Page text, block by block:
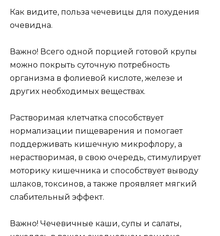
Как видите, польза чечевицы для похудения
очевидна.
Важно! Всего одной порцией готовой крупы
можно покрыть суточную потребность
организма в фолиевой кислоте, железе и
других необходимых веществах.
Растворимая клетчатка способствует
нормализации пищеварения и помогает
поддерживать кишечную микрофлору, а
нерастворимая, в свою очередь, стимулирует
моторику кишечника и способствует выводу
шлаков, токсинов, а также проявляет мягкий
слабительный эффект.
Важно! Чечевичные каши, супы и салаты,